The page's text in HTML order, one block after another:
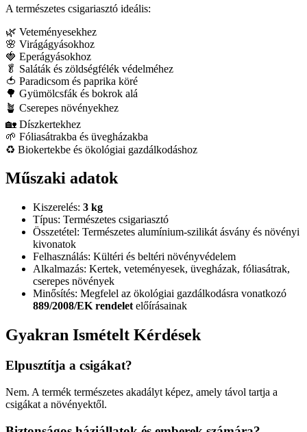
A természetes csigariasztó ideális:
🌿 Veteményesekhez
🌸 Virágágyásokhoz
🍓 Eperágyásokhoz
🥬 Saláták és zöldségfélék védelméhez
🍅 Paradicsom és paprika köré
🌳 Gyümölcsfák és bokrok alá
🪴 Cserepes növényekhez
🏡 Díszkertekhez
🌱 Fóliasátrakba és üvegházakba
♻️ Biokertekbe és ökológiai gazdálkodáshoz
Műszaki adatok
Kiszerelés: 3 kg
Típus: Természetes csigariasztó
Összetétel: Természetes alumínium-szilikát ásvány és növényi
kivonatok
Felhasználás: Kültéri és beltéri növényvédelem
Alkalmazás: Kertek, veteményesek, üvegházak, fóliasátrak,
cserepes növények
Minősítés: Megfelel az ökológiai gazdálkodásra vonatkozó
889/2008/EK rendelet előírásainak
Gyakran Ismételt Kérdések
Elpusztítja a csigákat?
Nem. A termék természetes akadályt képez, amely távol tartja a
csigákat a növényektől.